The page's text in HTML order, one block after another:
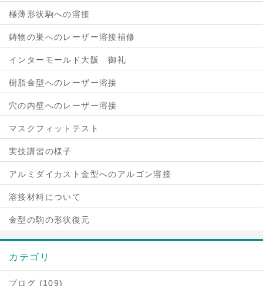
極薄形状駒への溶接
鋳物の巣へのレーザー溶接補修
インターモールド大阪 御礼
樹脂金型へのレーザー溶接
穴の内壁へのレーザー溶接
マスクフィットテスト
実技講習の様子
アルミダイカスト金型へのアルゴン溶接
溶接材料について
金型の駒の形状復元
カテゴリ
ブログ (109)